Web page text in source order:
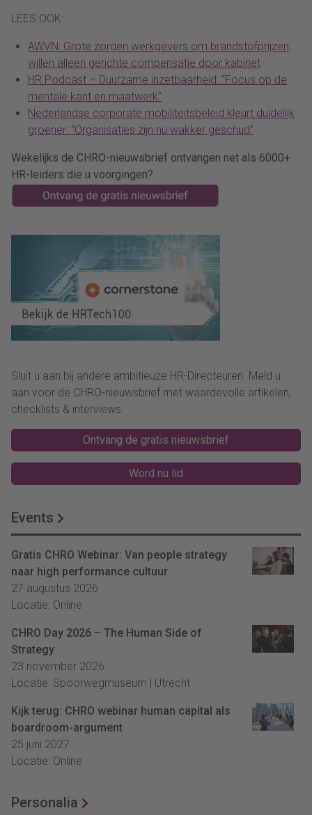
LEES OOK:
AWVN: Grote zorgen werkgevers om brandstofprijzen,
willen alleen gerichte compensatie door kabinet
HR Podcast – Duurzame inzetbaarheid: “Focus op de
mentale kant en maatwerk”
Nederlandse corporate mobiliteitsbeleid kleurt duidelijk
groener: “Organisaties zijn nu wakker geschud”
Wekelijks de CHRO-nieuwsbrief ontvangen net als 6000+
HR-leiders die u voorgingen?
Sluit u aan bij andere ambitieuze HR-Directeuren. Meld u
aan voor de CHRO-nieuwsbrief met waardevolle artikelen,
checklists & interviews.
Ontvang de gratis nieuwsbrief
Word nu lid
Events
Gratis CHRO Webinar: Van people strategy
naar high performance cultuur
27 augustus 2026
Locatie: Online
CHRO Day 2026 – The Human Side of
Strategy
23 november 2026
Locatie: Spoorwegmuseum | Utrecht
Kijk terug: CHRO webinar human capital als
boardroom-argument
25 juni 2027
Locatie: Online
Personalia